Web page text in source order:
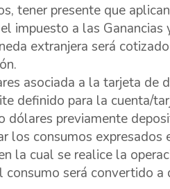
tener presente que
impuesto a las Ganancias
extranjera será
asociada a la tarjeta de
definido para la cuenta/
dólares previamente
los consumos expresados
la cual se realice la
será convertido